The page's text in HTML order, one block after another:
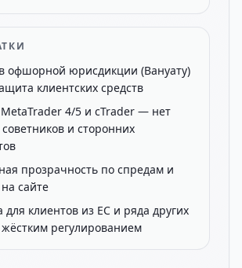
офшорной юрисдикции (Вануату)
клиентских средств
MetaTrader 4/5 и cTrader — нет
и сторонних
прозрачность по спредам и
сайте
для клиентов из ЕС и ряда других
жёстким регулированием